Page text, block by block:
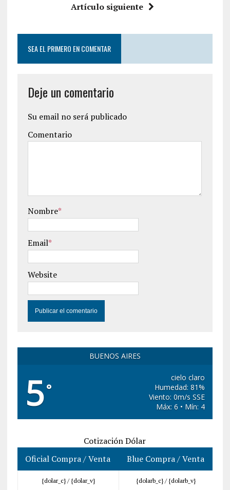
Artículo siguiente
SEA EL PRIMERO EN COMENTAR
Deje un comentario
Su email no será publicado
Comentario
Nombre*
Email*
Website
BUENOS AIRES
5°
cielo claro
Humedad: 81%
Viento: 0m/s SSE
Máx: 6 • Mín: 4
Cotización Dólar
Oficial Compra / Venta
Blue Compra / Venta
{dolar_c} / {dolar_v} {dolarb_c} / {dolarb_v}